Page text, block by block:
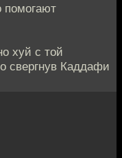
помогают
хуй с той
свергнув Каддафи